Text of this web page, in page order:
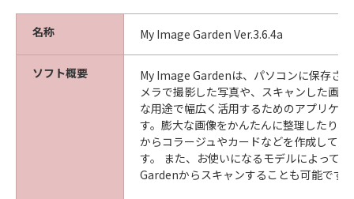
名称 My Image Garden Ver.3.6.4a
ソフト概要
My Image Gardenは、パソコンに保存さ
メラで撮影した写真や、スキャンした画
な用途で幅広く活用するためのアプリケ
す。膨大な画像をかんたんに整理したり、
からコラージュやカードなどを作成して印
す。 また、お使いになるモデルによって
Gardenからスキャンすることも可能です。